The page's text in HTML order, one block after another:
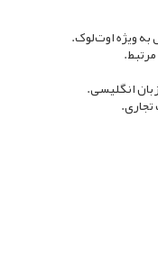
ویژه اوت‌لوک.
انگلیسی.